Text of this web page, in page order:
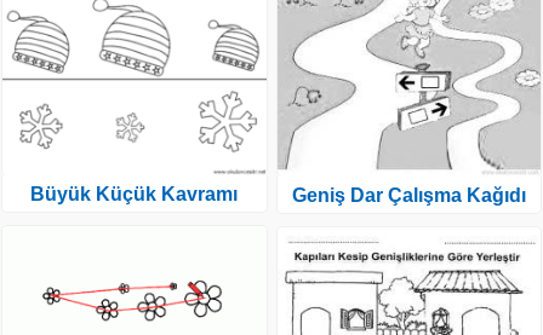
Büyük Küçük Kavramı Geniş Dar Çalışma Kağıdı